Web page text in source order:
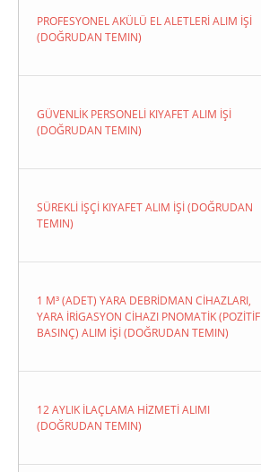
PROFESYONEL AKÜLÜ EL ALETLERİ ALIM İŞİ
(DOĞRUDAN TEMIN)
GÜVENLİK PERSONELİ KIYAFET ALIM İŞİ
(DOĞRUDAN TEMIN)
SÜREKLİ İŞÇİ KIYAFET ALIM İŞİ (DOĞRUDAN
TEMIN)
1 M³ (ADET) YARA DEBRİDMAN CİHAZLARI,
YARA İRİGASYON CİHAZI PNOMATİK (POZİTİF
BASINÇ) ALIM İŞİ (DOĞRUDAN TEMIN)
12 AYLIK İLAÇLAMA HİZMETİ ALIMI
(DOĞRUDAN TEMIN)